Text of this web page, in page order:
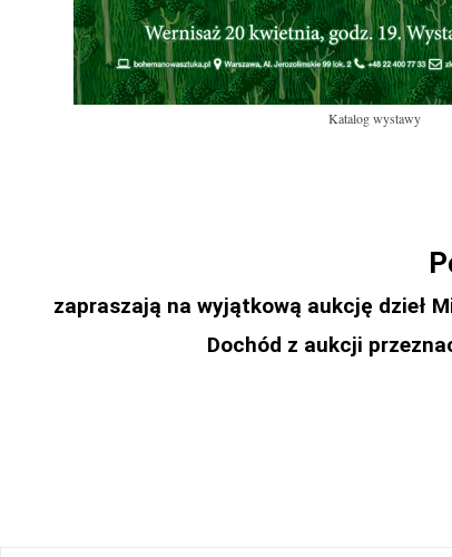
Katalog wystawy
zapraszają na wyjątkową aukcję dzieł
Dochód z aukcji